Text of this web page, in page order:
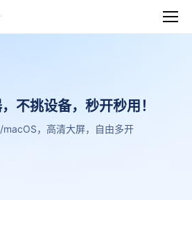
不挑设备，秒开秒用！
，高清大屏，自由多开